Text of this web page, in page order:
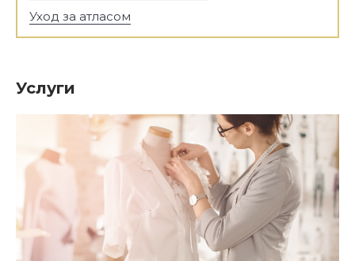
Уход за атласом
Услуги